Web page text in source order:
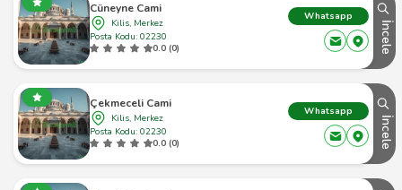
Cüneyne Cami
Kilis, Merkez
Posta Kodu: 02230
0.0 (0)
Whatsapp
İncele
Çekmeceli Cami
Kilis, Merkez
Posta Kodu: 02230
0.0 (0)
Whatsapp
İncele